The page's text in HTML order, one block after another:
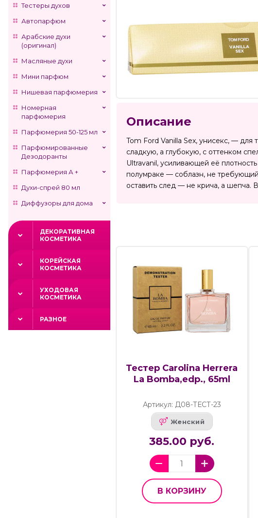
Тестеры духов
Автопарфюм
Арабские духи
(оригинал)
Масляные духи
Мини парфюм
Нишевая парфюмерия
Номерная
парфюмерия
Парфюмерия 50-125 мл
Парфюмированные
Дезодоранты
Парфюмерия А +
Духи-спрей 80 мл
Диффузоры для дома
ДЕКОРАТИВНАЯ
КОСМЕТИКА
КОРЕЙСКАЯ
КОСМЕТИКА
УХОДОВАЯ
КОСМЕТИКА
РАЗНОЕ
Описание
Tom Ford Vanilla Sex, унисекс, — для
сладкую, а глубокую, с оттенком
Ultravanil, усиливающей её
полумраке — соблазн, не
оставить след — не крича, а шепча.
Тестер Carolina Herrera
La Bomba,edp., 65ml
Артикул: Д08-ТЕСТ-23
Женский
385.00 руб.
В КОРЗИНУ